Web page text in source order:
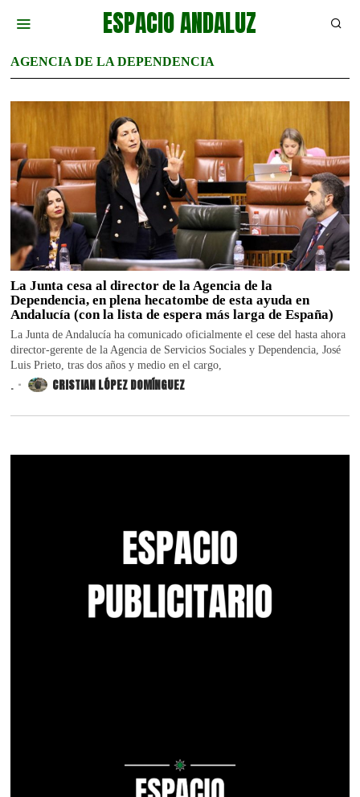
ESPACIO ANDALUZ
AGENCIA DE LA DEPENDENCIA
La Junta cesa al director de la Agencia de la
Dependencia, en plena hecatombe de esta ayuda en
Andalucía (con la lista de espera más larga de España)
La Junta de Andalucía ha comunicado oficialmente el cese del hasta ahora
director-gerente de la Agencia de Servicios Sociales y Dependencia, José
Luis Prieto, tras dos años y medio en el cargo,
. CRISTIAN LÓPEZ DOMÍNGUEZ